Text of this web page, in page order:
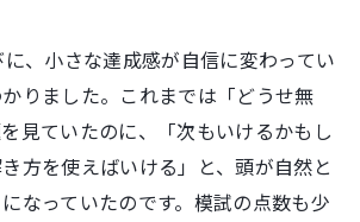
、小さな達成感が自信に変わってい
りました。これまでは「どうせ無
見ていたのに、「次もいけるかもし
方を使えばいける」と、頭が自然と
なっていたのです。模試の点数も少